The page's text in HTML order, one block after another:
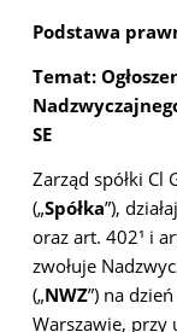
Podstawa
Temat:
SE
Zarząd spółki Cl
(„Spółka”),
oraz art. 402¹ i
zwołuje
(„NWZ”) na
Warszawie, przy